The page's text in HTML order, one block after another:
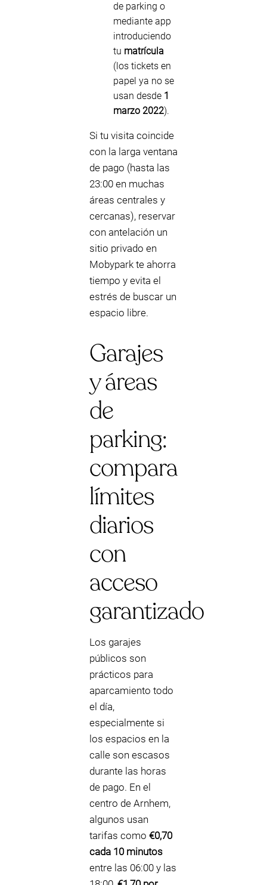
de parking o
mediante app
introduciendo
tu matrícula
(los tickets en
papel ya no se
usan desde 1
marzo 2022).
Si tu visita coincide
con la larga ventana
de pago (hasta las
23:00 en muchas
áreas centrales y
cercanas), reservar
con antelación un
sitio privado en
Mobypark te ahorra
tiempo y evita el
estrés de buscar un
espacio libre.
Garajes
y áreas
de
parking:
compara
límites
diarios
con
acceso
garantizado
Los garajes
públicos son
prácticos para
aparcamiento todo
el día,
especialmente si
los espacios en la
calle son escasos
durante las horas
de pago. En el
centro de Arnhem,
algunos usan
tarifas como €0,70
cada 10 minutos
entre las 06:00 y las